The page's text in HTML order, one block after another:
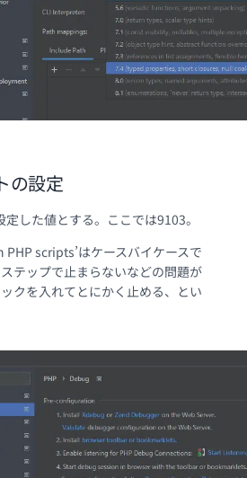
の設定
した値とする。ここでは9103。
scripts’はケースバイケースで
テップで止まらないなどの問題が
クを入れてとにかく止める、とい